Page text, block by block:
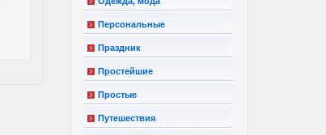
Персональные
Праздник
Простейшие
Простые
Путешествия